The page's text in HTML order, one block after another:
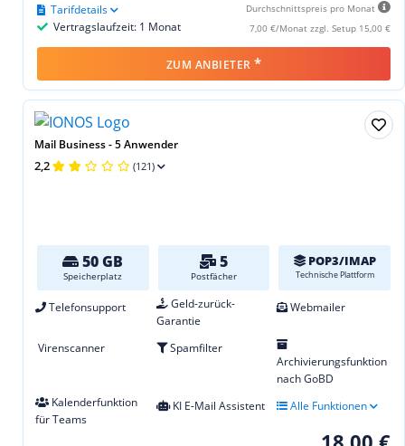
Durchschnittspreis pro Monat
7,00 €/Monat zzgl. Setup 15,00 €
Vertragslaufzeit: 1 Monat
Tarifdetails
ZUM ANBIETER *
Mail Business - 5 Anwender
2,2 (121)
50 GB
Speicherplatz
5
Postfächer
POP3/IMAP
Technische Plattform
Telefonsupport
Geld-zurück-
Garantie
Webmailer
Virenscanner
Spamfilter
Archivierungsfunktion
nach GoBD
Kalenderfunktion
für Teams
KI E-Mail Assistent Alle Funktionen